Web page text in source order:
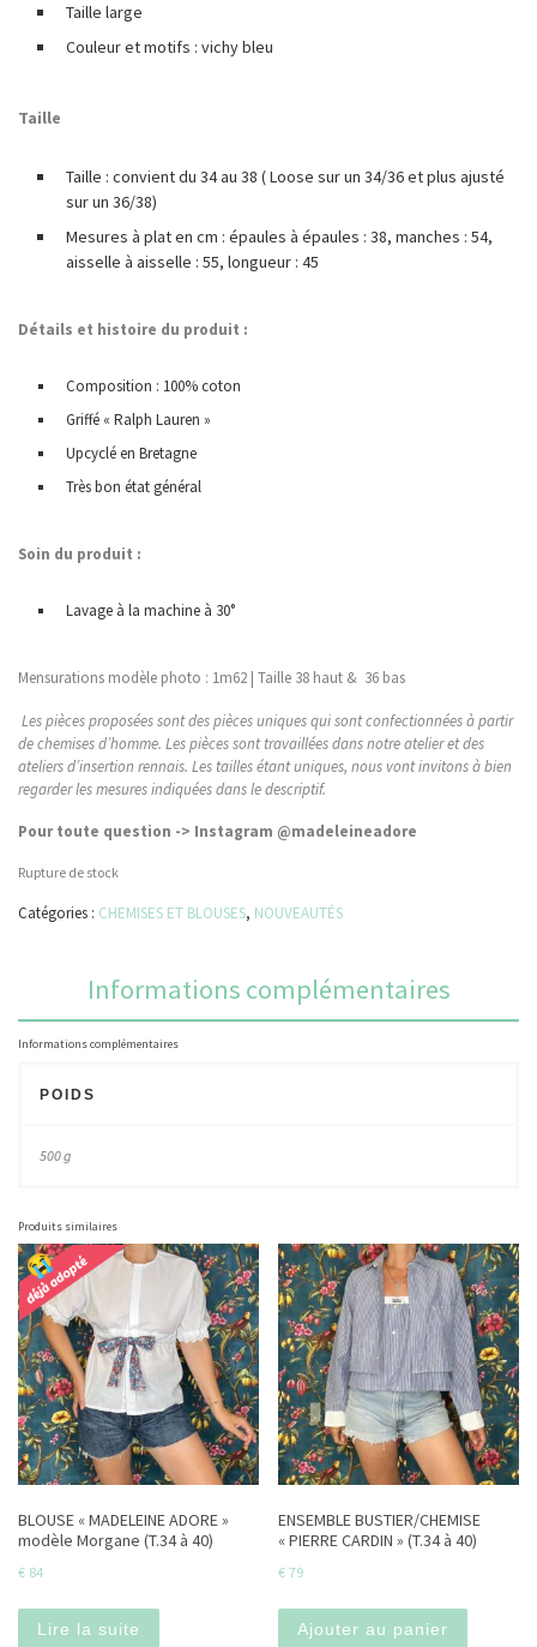
Taille large
Couleur et motifs : vichy bleu
Taille
Taille : convient du 34 au 38 ( Loose sur un 34/36 et plus ajusté
sur un 36/38)
Mesures à plat en cm : épaules à épaules : 38, manches : 54,
aisselle à aisselle : 55, longueur : 45
Détails et histoire du produit :
Composition : 100% coton
Griffé « Ralph Lauren »
Upcyclé en Bretagne
Très bon état général
Soin du produit :
Lavage à la machine à 30°
Mensurations modèle photo : 1m62 | Taille 38 haut & 36 bas
Les pièces proposées sont des pièces uniques qui sont confectionnées à partir
de chemises d’homme. Les pièces sont travaillées dans notre atelier et des
ateliers d’insertion rennais. Les tailles étant uniques, nous vont invitons à bien
regarder les mesures indiquées dans le descriptif.
Pour toute question -> Instagram @madeleineadore
Rupture de stock
Catégories : CHEMISES ET BLOUSES, NOUVEAUTÉS
Informations complémentaires
Informations complémentaires
POIDS
500 g
Produits similaires
BLOUSE « MADELEINE ADORE »
modèle Morgane (T.34 à 40)
€ 84
Lire la suite
ENSEMBLE BUSTIER/CHEMISE
« PIERRE CARDIN » (T.34 à 40)
€ 79
Ajouter au panier